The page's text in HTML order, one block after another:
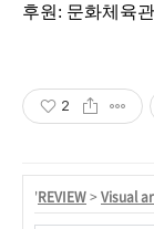
후원 : 문화체육
2
'REVIEW> Visual